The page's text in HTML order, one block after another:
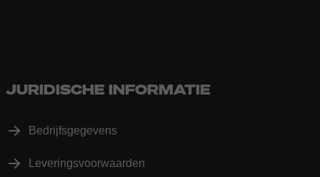
JURIDISCHE INFORMATIE
Bedrijfsgegevens
Leveringsvoorwaarden